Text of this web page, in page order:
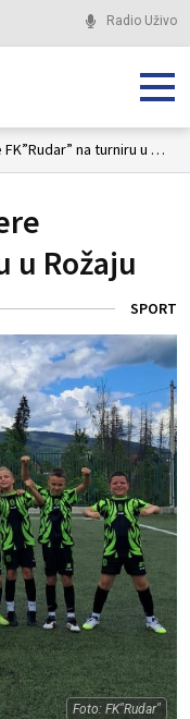
Radio Uživo
Tri pehara za fudbalere FK”Rudar” na turniru u Rožaju
u Rožaju
SPORT
Foto: FK"Rudar"